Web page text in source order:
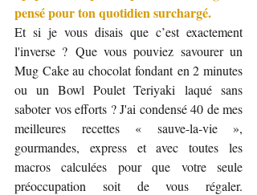
pensé pour ton quotidien surchargé.
Et si je vous disais que c’est exactement
l'inverse ? Que vous pouviez savourer un
Mug Cake au chocolat fondant en 2 minutes
ou un Bowl Poulet Teriyaki laqué sans
saboter vos efforts ? J'ai condensé 40 de mes
meilleures recettes « sauve-la-vie »,
gourmandes, express et avec toutes les
macros calculées pour que votre seule
préoccupation soit de vous régaler.